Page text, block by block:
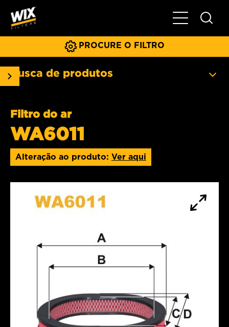
Menu
PROCURE O FILTRO
Busca de produtos
Filtro do ar
WA6011
Alteração ao produto: Ver aqui